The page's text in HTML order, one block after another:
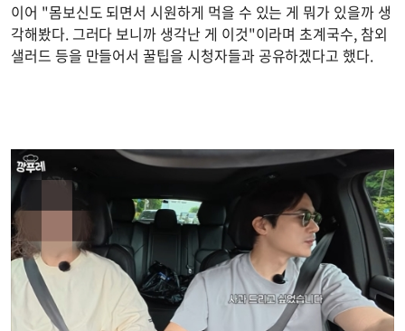
이어 "몸보신도 되면서 시원하게 먹을 수 있는 게 뭐가 있을까 생
각해봤다. 그러다 보니까 생각난 게 이것"이라며 초계국수, 참외
샐러드 등을 만들어서 꿀팁을 시청자들과 공유하겠다고 했다.